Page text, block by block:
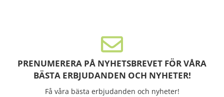
PRENUMERERA PÅ NYHETSBREVET FÖR VÅRA
BÄSTA ERBJUDANDEN OCH NYHETER!
Få våra bästa erbjudanden och nyheter!